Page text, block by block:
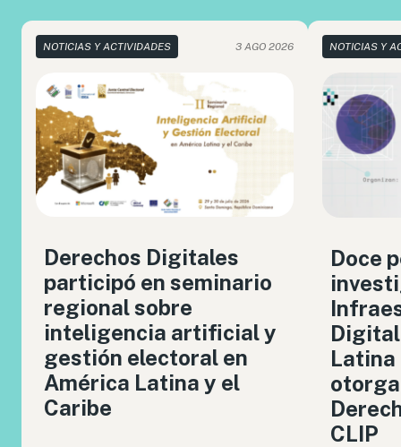
NOTICIAS Y ACTIVIDADES 3 AGO 2026
Derechos Digitales
participó en seminario
regional sobre
inteligencia artificial y
gestión electoral en
América Latina y el
Caribe
NOTICIAS Y
Doce
Latina
CLIP